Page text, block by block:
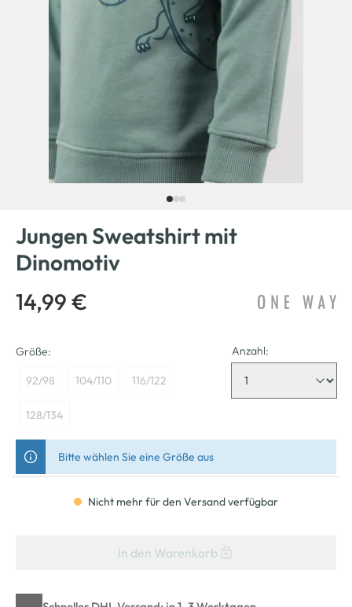
Jungen Sweatshirt mit
Dinomotiv
14,99 €
Größe:
92/98 104/110 116/122
128/134
Anzahl:
Bitte wählen Sie eine Größe aus
Nicht mehr für den Versand verfügbar
In den Warenkorb